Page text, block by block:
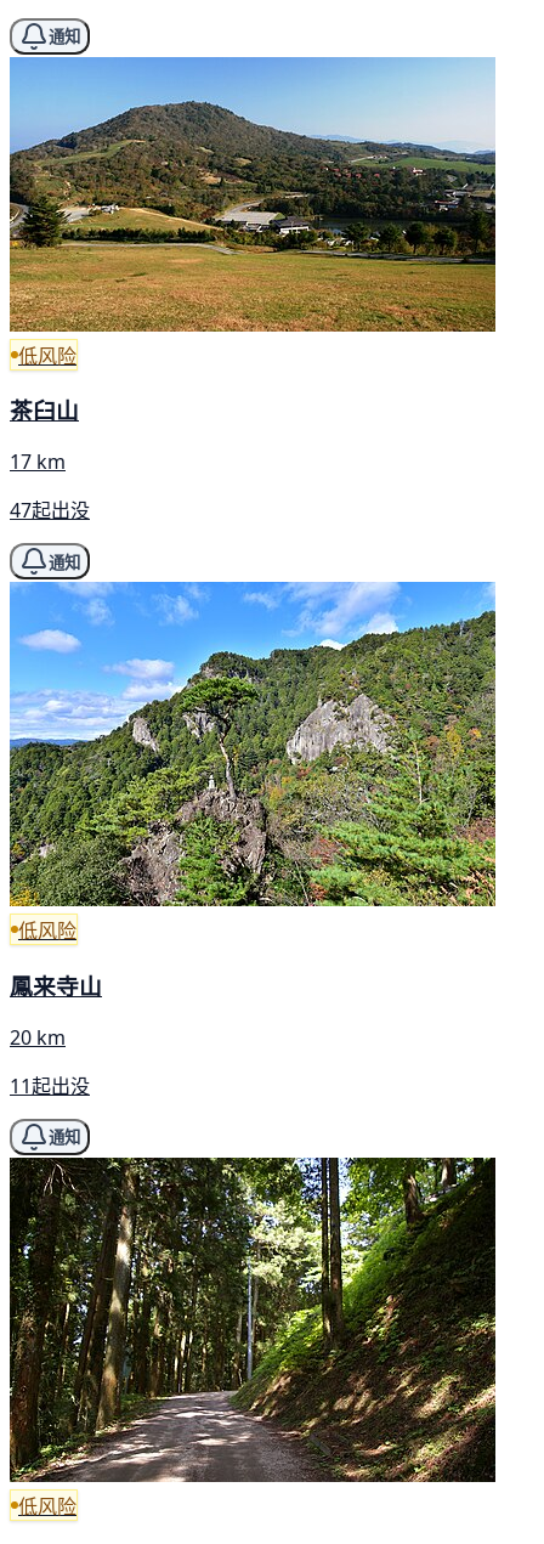
通知
低风险
茶臼山
17 km
47起出没
通知
低风险
鳳来寺山
20 km
11起出没
通知
低风险